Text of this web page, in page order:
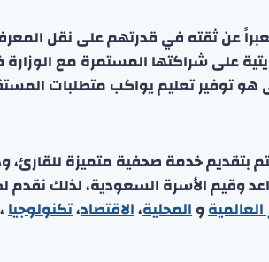
عن ثقته في قدرتهم على نقل
على شراكتها المستمرة مع الوزارة
توفير تعليم يواكب متطلبات
خدمة صحفية متميزة للقارئ،
وقيم الأسرة السعودية، لذلك نقدم
العالميةوالمحلية،الاقتصاد،تكنولوجيا